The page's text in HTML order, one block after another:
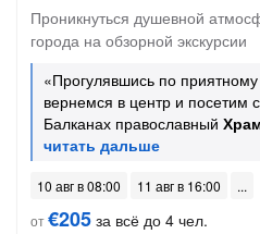
Проникнуться душевной
города на обзорной экскурсии
«Прогулявшись по
вернемся в центр и
Балканах православный
10 авг в 08:00
11 авг в 16:00
от€205 за всё до 4 чел.